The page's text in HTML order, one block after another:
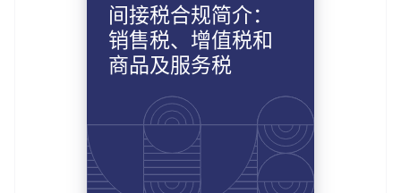
间接税合规简介：
销售税、增值税和
商品及服务税